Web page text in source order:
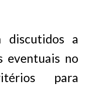
discutidos a
eventuais no
para